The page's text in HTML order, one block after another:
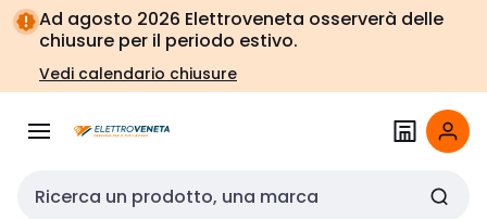
Vai alla
navigazione
Vai
alla
pagina
Ad agosto 2026 Elettroveneta osserverà delle
chiusure per il periodo estivo.
Vedi calendario chiusure
Cerca input